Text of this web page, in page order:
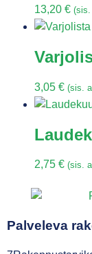
13,20 €
3,05 € (sis.
2,75 € (sis.
Palveleva